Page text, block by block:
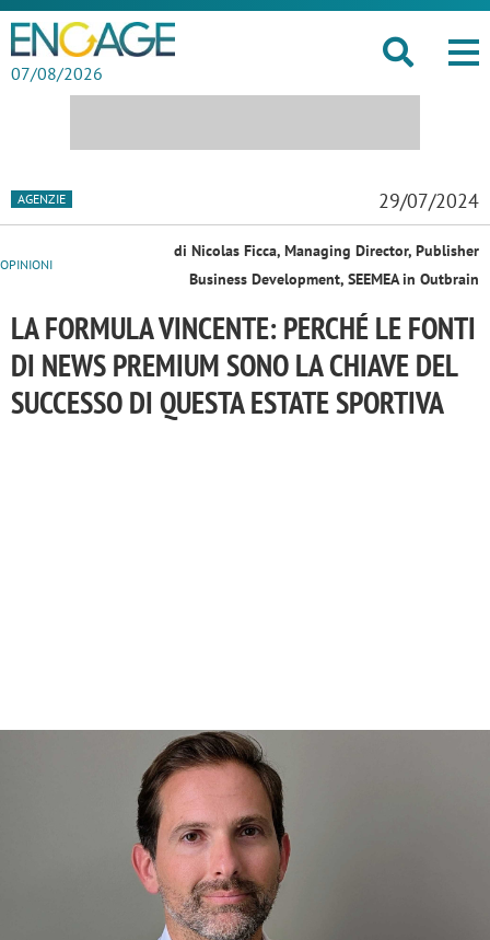
07/08/2026
AGENZIE 29/07/2024
OPINIONI
di Nicolas Ficca, Managing Director, Publisher
Business Development, SEEMEA in Outbrain
LA FORMULA VINCENTE: PERCHÉ LE FONTI
DI NEWS PREMIUM SONO LA CHIAVE DEL
SUCCESSO DI QUESTA ESTATE SPORTIVA